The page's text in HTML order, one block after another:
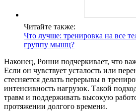
Читайте также:
Что лучше: тренировка на все
группу мышц?
Наконец, Ронни подчеркивает, что
Если он чувствует усталость или
стесняется делать перерывы в
интенсивность нагрузок. Такой
травм и поддерживать высокую
протяжении долгого времени.